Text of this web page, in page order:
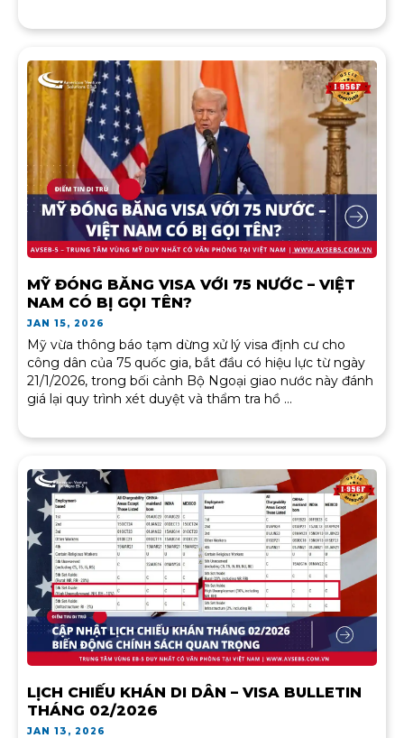
MỸ ĐÓNG BĂNG VISA VỚI 75 NƯỚC – VIỆT
NAM CÓ BỊ GỌI TÊN?
JAN 15, 2026
Mỹ vừa thông báo tạm dừng xử lý visa định cư cho
công dân của 75 quốc gia, bắt đầu có hiệu lực từ ngày
21/1/2026, trong bối cảnh Bộ Ngoại giao nước này đánh
giá lại quy trình xét duyệt và thẩm tra hồ ...
LỊCH CHIẾU KHÁN DI DÂN – VISA BULLETIN
THÁNG 02/2026
JAN 13, 2026